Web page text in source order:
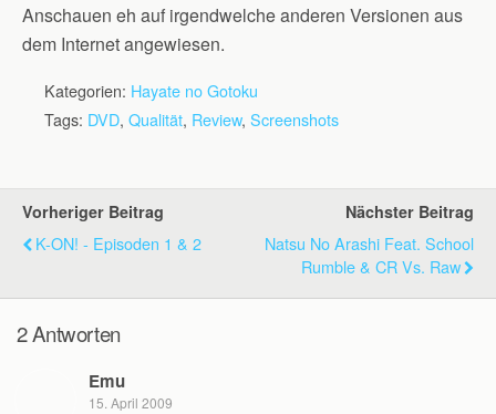
Anschauen eh auf irgendwelche anderen Versionen aus
dem Internet angewiesen.
Kategorien: Hayate no Gotoku
Tags: DVD, Qualität, Review, Screenshots
Vorheriger Beitrag
K-ON! - Episoden 1 & 2
Nächster Beitrag
Natsu No Arashi Feat. School
Rumble & CR Vs. Raw
2 Antworten
Emu
15. April 2009